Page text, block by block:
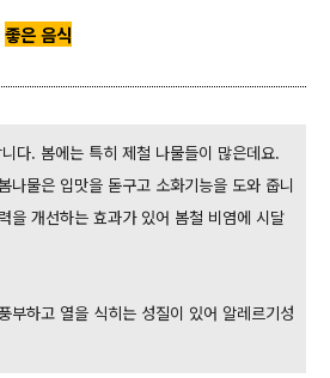
좋은 음식
다. 봄에는 특히 제철 나물들이 많은데요.
나물은 입맛을 돋구고 소화기능을 도와 줍니
을 개선하는 효과가 있어 봄철 비염에 시달
부하고 열을 식히는 성질이 있어 알레르기성